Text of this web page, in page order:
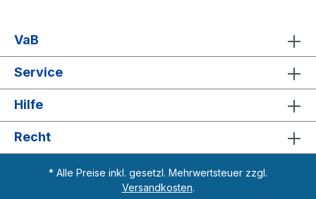
VaB
Service
Hilfe
Recht
* Alle Preise inkl. gesetzl. Mehrwertsteuer zzgl.
Versandkosten.